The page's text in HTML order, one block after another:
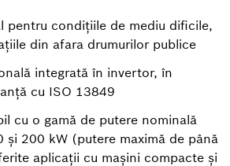
pentru condițiile de mediu dificile,
din afara drumurilor publice
integrată în invertor, în
cu ISO 13849
cu o gamă de putere nominală
și 200 kW (putere maximă de până
aplicații cu mașini compacte și